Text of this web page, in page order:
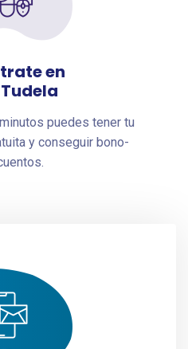
en
puedes tener tu
y conseguir bono-